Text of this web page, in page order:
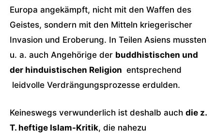
Europa angekämpft, nicht mit den Waffen des
Geistes, sondern mit den Mitteln kriegerischer
Invasion und Eroberung. In Teilen Asiens mussten
u. a. auch Angehörige der buddhistischen und
der hinduistischen Religion entsprechend
leidvolle Verdrängungsprozesse erdulden.
Keineswegs verwunderlich ist deshalb auch die z.
T. heftige Islam-Kritik, die nahezu